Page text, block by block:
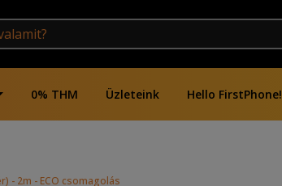
0% THM Üzleteink Hello FirstPhone!
- 2m - ECO csomagolás